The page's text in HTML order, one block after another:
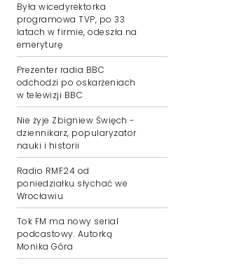
Była wicedyrektorka
programowa TVP, po 33
latach w firmie, odeszła na
emeryturę
Prezenter radia BBC
odchodzi po oskarżeniach
w telewizji BBC
Nie żyje Zbigniew Święch -
dziennikarz, popularyzator
nauki i historii
Radio RMF24 od
poniedziałku słychać we
Wrocławiu
Tok FM ma nowy serial
podcastowy. Autorką
Monika Góra